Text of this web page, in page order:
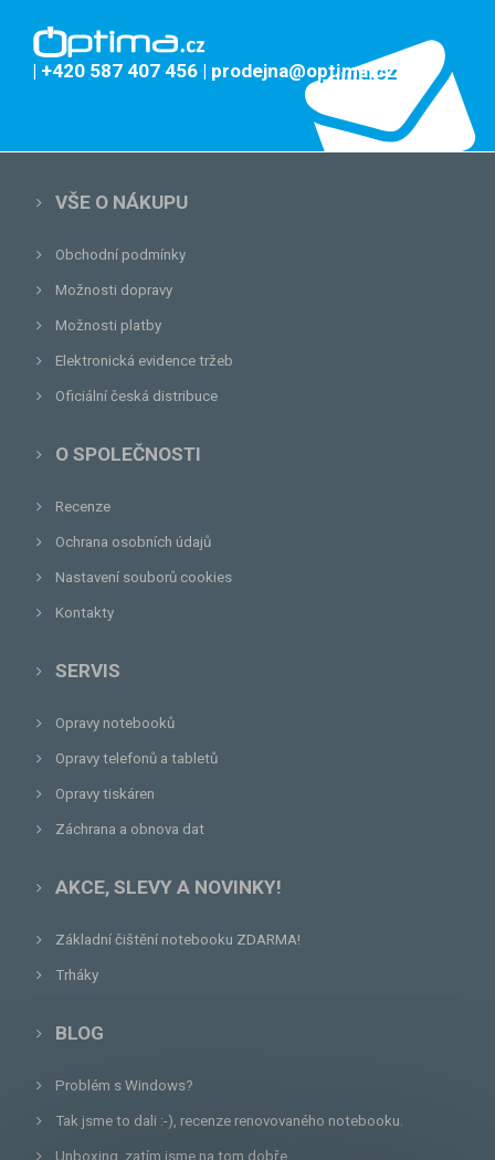
| +420 587 407 456 | prodejna@optima.cz
VŠE O NÁKUPU
Obchodní podmínky
Možnosti dopravy
Možnosti platby
Elektronická evidence tržeb
Oficiální česká distribuce
O SPOLEČNOSTI
Recenze
Ochrana osobních údajů
Nastavení souborů cookies
Kontakty
SERVIS
Opravy notebooků
Opravy telefonů a tabletů
Opravy tiskáren
Záchrana a obnova dat
AKCE, SLEVY A NOVINKY!
Základní čištění notebooku ZDARMA!
Trháky
BLOG
Problém s Windows?
Tak jsme to dali :-), recenze renovovaného notebooku.
Unboxing, zatím jsme na tom dobře...